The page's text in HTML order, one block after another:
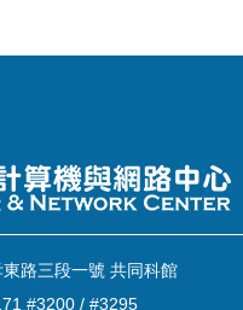
路三段一號 共同科館
#3200 / #3295